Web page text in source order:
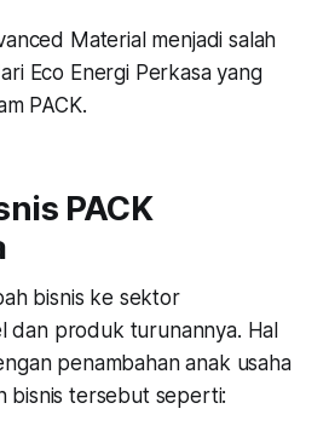
Material menjadi salah
Eco Energi Perkasa yang
PACK.
PACK
bisnis ke sektor
dan produk turunannya. Hal
penambahan anak usaha
bisnis tersebut seperti: